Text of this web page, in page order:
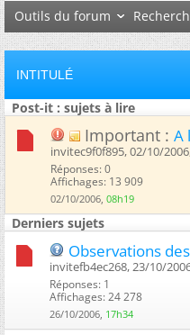
Outils du forum
INTITULÉ
Post-it : sujets à lire
Important : A
invitec9f0f895, 02/10/
Réponses: 0
Affichages: 13 909
02/10/2006, 08h19
Derniers sujets
Observations
invitefb4ec268, 23/10/
Réponses: 1
Affichages: 24 278
26/10/2006, 17h34